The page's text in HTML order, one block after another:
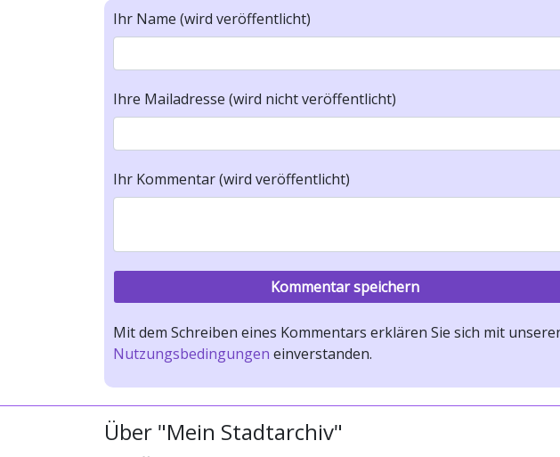
Ihr Name (wird veröffentlicht)
Ihre Mailadresse (wird nicht veröffentlicht)
Ihr Kommentar (wird veröffentlicht)
Mit dem Schreiben eines Kommentars erklären Sie sich mit
Nutzungsbedingungen einverstanden.
Über "Mein Stadtarchiv"